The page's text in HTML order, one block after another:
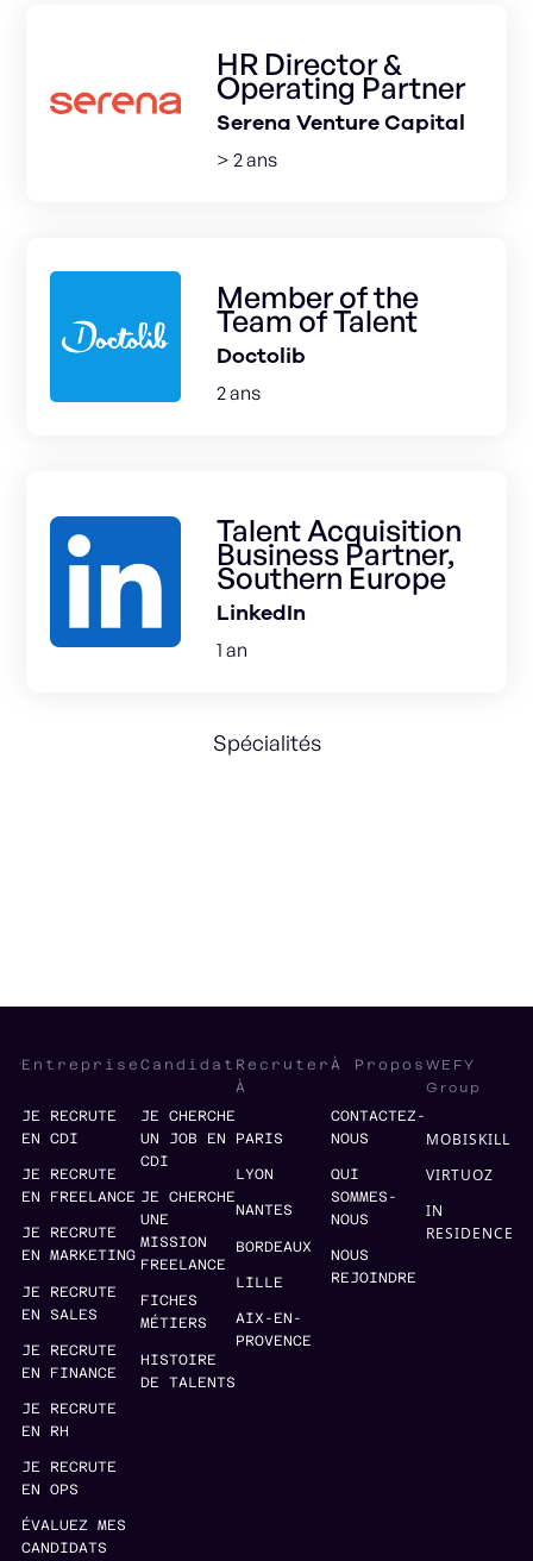
HR Director &
Operating Partner
Serena Venture Capital
> 2 ans
Member of the
Team of Talent
Doctolib
2 ans
Talent Acquisition
Business Partner,
Southern Europe
LinkedIn
1 an
Spécialités
Entreprise
JE RECRUTE
EN CDI
JE RECRUTE
EN FREELANCE
JE RECRUTE
EN MARKETING
JE RECRUTE
EN SALES
JE RECRUTE
EN FINANCE
JE RECRUTE
EN RH
JE RECRUTE
EN OPS
ÉVALUEZ MES
CANDIDATS
Candidat
JE CHERCHE
UN JOB EN
CDI
JE CHERCHE
UNE
MISSION
FREELANCE
FICHES
MÉTIERS
HISTOIRE
DE TALENTS
Recruter
À
PARIS
LYON
NANTES
BORDEAUX
LILLE
AIX-EN-
PROVENCE
À Propos
CONTACTEZ-
NOUS
QUI
SOMMES-
NOUS
NOUS
REJOINDRE
WEFY
Group
MOBISKILL
VIRTUOZ
IN
RESIDENCE